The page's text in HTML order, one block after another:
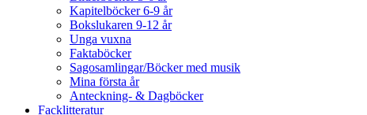
Kapitelböcker 6-9 år
Bokslukaren 9-12 år
Unga vuxna
Faktaböcker
Sagosamlingar/Böcker med musik
Mina första år
Anteckning- & Dagböcker
Facklitteratur